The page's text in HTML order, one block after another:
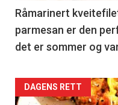
Left
Råmarinert
parmesan er den
det er sommer og
Articler
DAGENS RETT